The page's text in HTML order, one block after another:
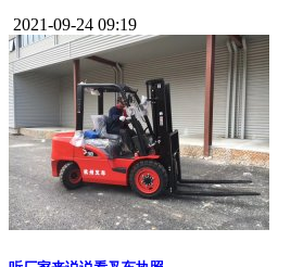
2021-09-24 09:19